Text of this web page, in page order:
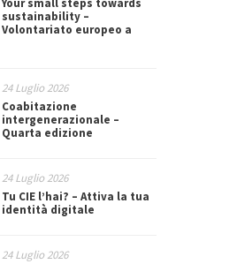
sustainability –
Volontariato europeo a
24 Luglio 2026
Coabitazione
intergenerazionale –
Quarta edizione
24 Luglio 2026
Tu CIE l’hai? – Attiva la tua
identità digitale
24 Luglio 2026